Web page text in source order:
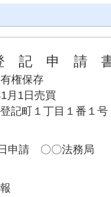
記 申 請
権保存
月1日売買
登記町１丁目１番
申請 〇〇法務局